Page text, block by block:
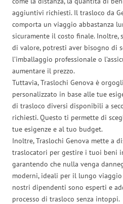
aggiuntivi richiesti. Il trasloco da
comporta un viaggio abbastanza
sicuramente il costo finale.
di valore, potresti aver bisogno di
l’imballaggio professionale o
aumentare il prezzo.
Tuttavia, Traslochi Genova è
personalizzato in base alle tue
di trasloco diversi disponibili a
richiesti. Questo ti permette di
tue esigenze e al tuo budget.
Inoltre, Traslochi Genova mette a
traslocatori per gestire i tuoi beni
garantendo che nulla venga
moderni, ideali per il lungo
nostri dipendenti sono esperti e
processo di trasloco senza intoppi.